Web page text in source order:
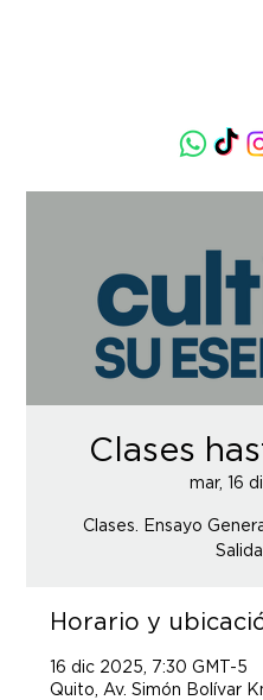
Clases
mar, 16
Clases. Ensayo
Horario y
16 dic 2025, 7:30 GMT-5
Quito, Av. Simón Bolívar